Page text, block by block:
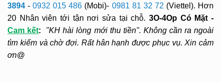
3894-0932 015 486 (Mobi)- 0981 81 32 72 (Viettel). Hơn
20 Nhân viên tới tận nơi sửa tại chỗ. 3O-4Op Có Mặt -
Cam kết:
"KH hài lòng mới thu tiền". Không cần ra ngoài
tìm kiếm và chờ đợi. Rất hân hạnh được phục vụ. Xin cảm
ơn@